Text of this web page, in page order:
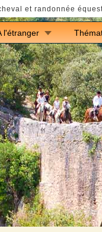
et randonnée
l'étranger